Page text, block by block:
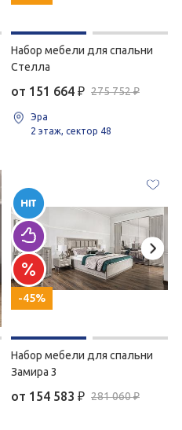
Набор мебели для спальни
Стелла
от 151 664 ₽ 275 752 ₽
Эра
2 этаж, сектор 48
-45%
Набор мебели для спальни
Замира 3
от 154 583 ₽ 281 060 ₽